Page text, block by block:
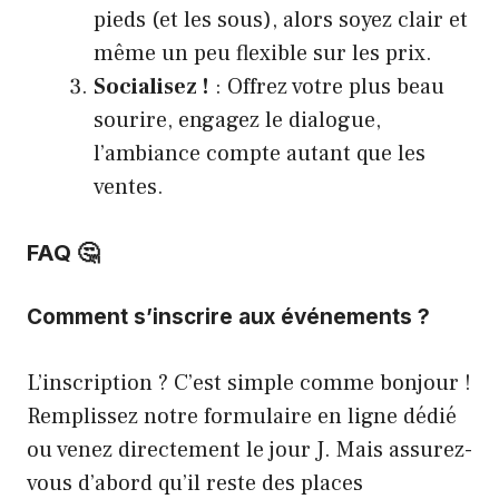
pieds (et les sous), alors soyez clair et
même un peu flexible sur les prix.
Socialisez ! : Offrez votre plus beau
sourire, engagez le dialogue,
l’ambiance compte autant que les
ventes.
FAQ 🤔
Comment s’inscrire aux événements ?
L’inscription ? C’est simple comme bonjour !
Remplissez notre formulaire en ligne dédié
ou venez directement le jour J. Mais assurez-
vous d’abord qu’il reste des places